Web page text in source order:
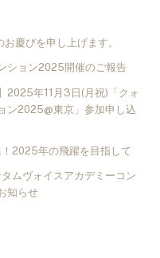
慶びを申し上げます。
ション2025開催のご報告
2025年11月3日(月祝)「クォ
ン2025@東京」参加申し込
2025年の飛躍を目指して
ムヴォイスアカデミーコン
知らせ